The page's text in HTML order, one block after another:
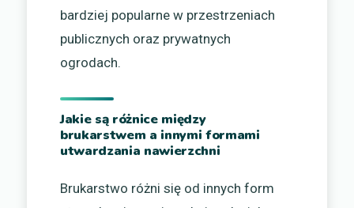
bardziej popularne w przestrzeniach
publicznych oraz prywatnych
ogrodach.
Jakie są różnice między
brukarstwem a innymi formami
utwardzania nawierzchni
Brukarstwo różni się od innych form